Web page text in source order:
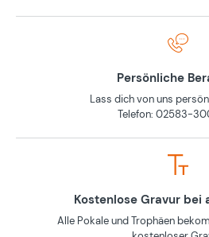
Persönliche
Lass dich von uns
Telefon: 02583-
Kostenlose Gravur bei
Alle Pokale und Trophäen